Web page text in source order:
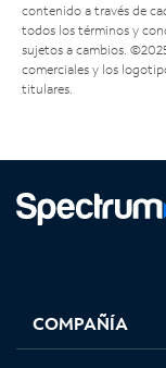
contenido a través de
todos los términos y
sujetos a cambios.
comerciales y los
titulares.
abre
en
abre
en
abre
en
en
COMPAÑÍA